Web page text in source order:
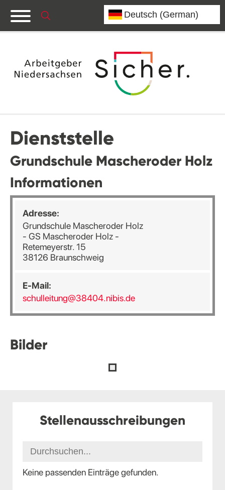
Dienststelle
Grundschule Mascheroder Holz
Informationen
Adresse:
Grundschule Mascheroder Holz
- GS Mascheroder Holz -
Retemeyerstr. 15
38126 Braunschweig
E-Mail:
schulleitung@38404.nibis.de
Bilder
Stellenausschreibungen
Keine passenden Einträge gefunden.